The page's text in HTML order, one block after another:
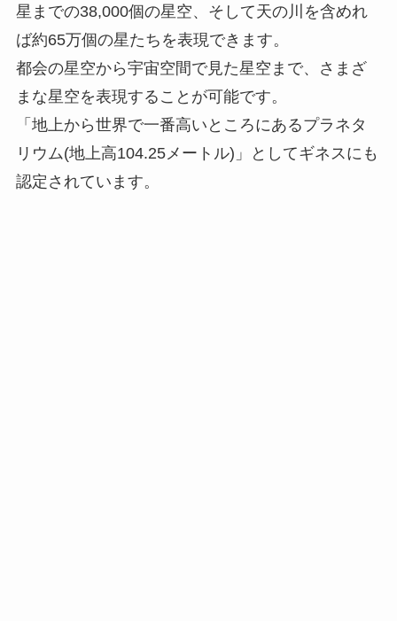
星までの38,000個の星空、そして天の川を含めれ
ば約65万個の星たちを表現できます。
都会の星空から宇宙空間で見た星空まで、さまざ
まな星空を表現することが可能です。
「地上から世界で一番高いところにあるプラネタ
リウム(地上高104.25メートル)」としてギネスにも
認定されています。